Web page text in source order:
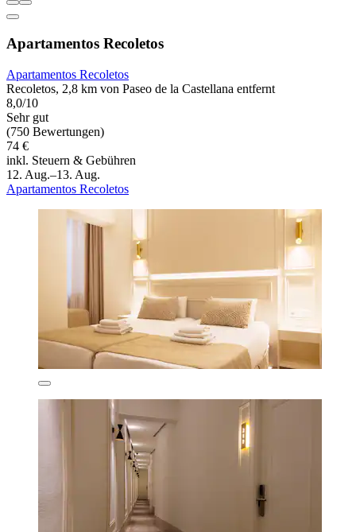
Apartamentos Recoletos
Apartamentos Recoletos
Recoletos, 2,8 km von Paseo de la Castellana entfernt
8,0/10
Sehr gut
(750 Bewertungen)
74 €
inkl. Steuern & Gebühren
12. Aug.–13. Aug.
Apartamentos Recoletos